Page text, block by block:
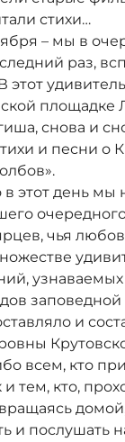
стихи…
– мы в
раз,
этот
площадке
снова и
и песни о
этот день мы
чья
заповедной
и
всем, кто
тем, кто,
и послушать